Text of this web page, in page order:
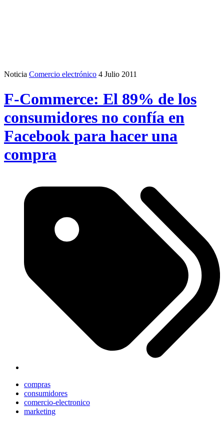
Noticia Comercio electrónico 4 Julio 2011
F-Commerce: El 89% de los
consumidores no confía en
Facebook para hacer una
compra
compras
consumidores
comercio-electronico
marketing